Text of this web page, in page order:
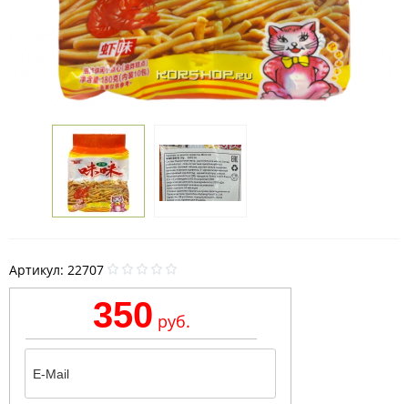
Артикул: 22707
350 руб.